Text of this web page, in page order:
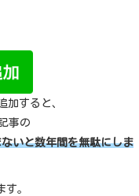
加すると、
事の
いと数年間を無駄にしま
す。